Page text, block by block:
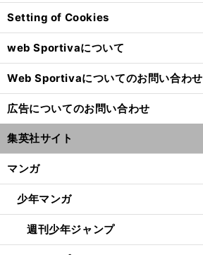
Setting of Cookies
web Sportivaについて
Web Sportivaについてのお問い合わせ
広告についてのお問い合わせ
集英社サイト
マンガ
少年マンガ
週刊少年ジャンプ